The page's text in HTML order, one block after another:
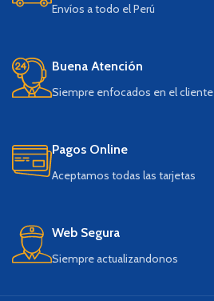
Envíos a todo el Perú
Buena Atención
Siempre enfocados en el cliente
Pagos Online
Aceptamos todas las tarjetas
Web Segura
Siempre actualizandonos